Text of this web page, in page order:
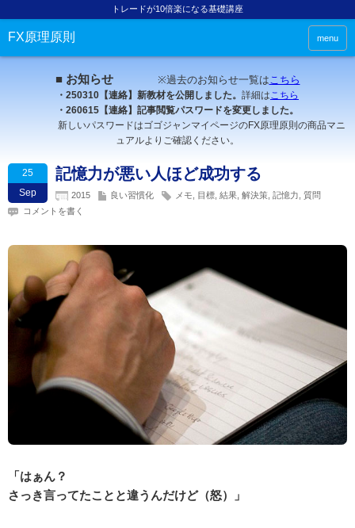
トレードが10倍楽になる基礎講座
FX原理原則 menu
■ お知らせ ※過去のお知らせ一覧はこちら
・250310【連絡】新教材を公開しました。 詳細はこちら
・260615【連絡】記事閲覧パスワードを変更しました。
新しいパスワードはゴゴジャンマイページのFX原理原則の商品マニ
ュアルよりご確認ください。
25
Sep
記憶力が悪い人ほど成功する
2015 良い習慣化 メモ 目標 結果 解決策 記憶力 質問
コメントを書く
「はぁん？
さっき言ってたことと違うんだけど（怒）」